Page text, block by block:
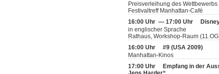
Preisverleihung des Wettbewerbs
Festivaltreff Manhattan-Café
16:00 Uhr — 17:00 Uhr
in englischer Sprache
Rathaus, Workshop-Raum
16:00 Uhr #9 (USA 2009)
Manhattan-Kinos
17:00 Uhr
Empfang in der